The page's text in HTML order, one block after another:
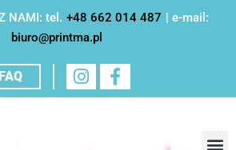
NAMI: tel. +48 662 014 487 | e-mail:
biuro@printma.pl
FAQ